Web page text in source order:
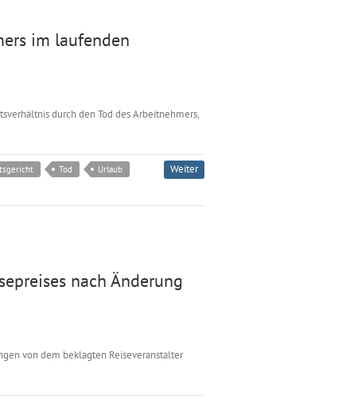
im laufenden
durch den Tod des Arbeitnehmers,
Tod
Urlaub
Weiter
nach Änderung
von dem beklagten Reiseveranstalter